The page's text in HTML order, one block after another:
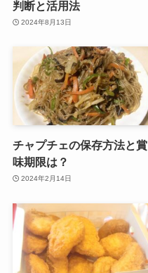
判断と活用法
2024年8月13日
チャプチェの保存方法と賞
味期限は？
2024年2月14日